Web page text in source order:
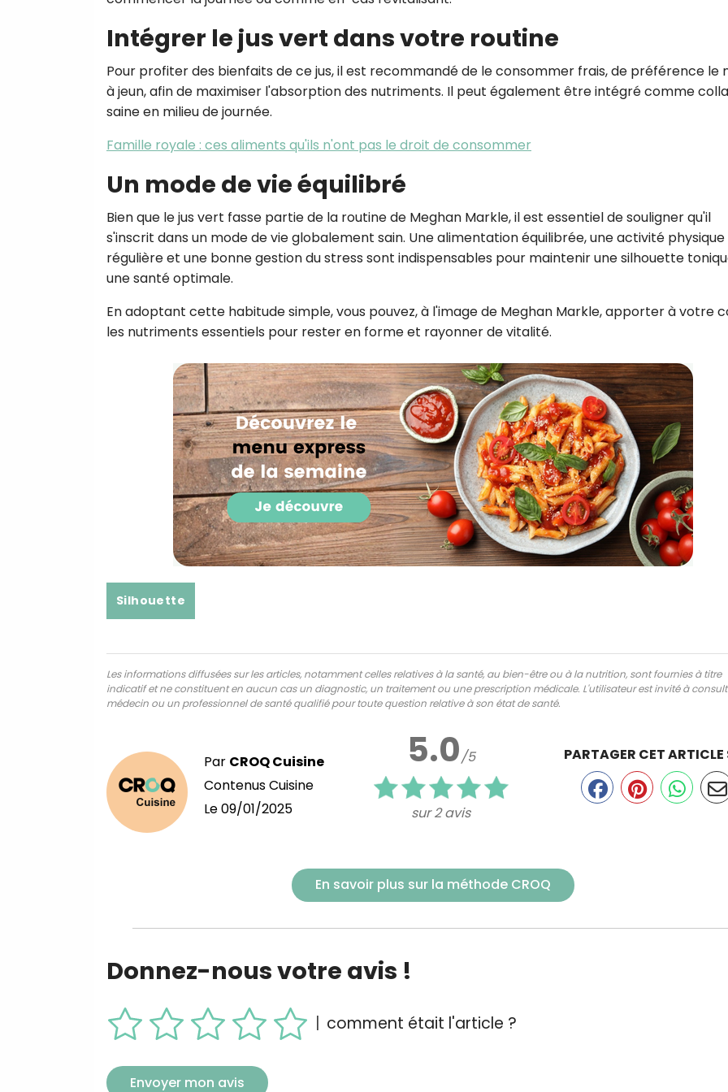
Intégrer le jus vert dans votre routine
Pour profiter des bienfaits de ce jus, il est recommandé de le consommer frais, de préférence le
à jeun, afin de maximiser l'absorption des nutriments. Il peut également être intégré comme
saine en milieu de journée.
Famille royale : ces aliments qu'ils n'ont pas le droit de consommer
Un mode de vie équilibré
Bien que le jus vert fasse partie de la routine de Meghan Markle, il est essentiel de souligner qu'il
s'inscrit dans un mode de vie globalement sain. Une alimentation équilibrée, une activité physique
régulière et une bonne gestion du stress sont indispensables pour maintenir une silhouette
une santé optimale.
En adoptant cette habitude simple, vous pouvez, à l'image de Meghan Markle, apporter à votre
les nutriments essentiels pour rester en forme et rayonner de vitalité.
Silhouette
Les informations diffusées sur les articles, notamment celles relatives à la santé, au bien-être ou à la nutrition, sont fournies à titre
indicatif et ne constituent en aucun cas un diagnostic, un traitement ou une prescription médicale. L'utilisateur est invité à
médecin ou un professionnel de santé qualifié pour toute question relative à son état de santé.
Par CROQ Cuisine
Contenus Cuisine
Le09/01/2025
5.0/5
sur 2 avis
PARTAGER CET ARTICLE
En savoir plus sur la méthode CROQ
Donnez-nous votre avis !
comment était l'article ?
Envoyer mon avis